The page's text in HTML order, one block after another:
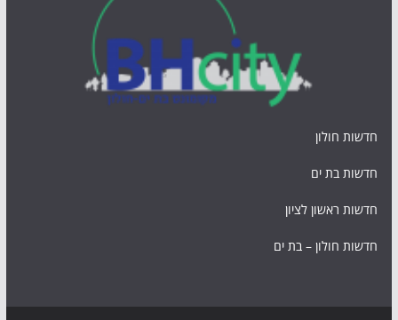
חדשות חולון
חדשות בת ים
חדשות ראשון לציון
חדשות חולון – בת ים